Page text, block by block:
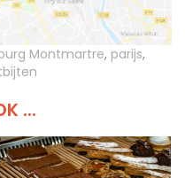
Montmartre, parijs,
...